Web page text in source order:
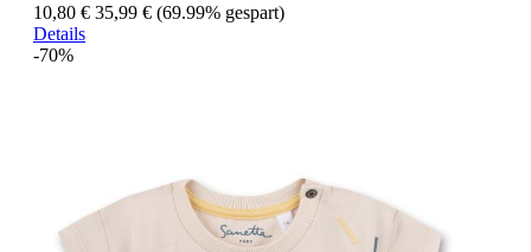
10,80 € 35,99 € (69.99% gespart)
Details
-70%